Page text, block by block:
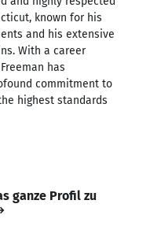
known for his
and his extensive
With a career
has
commitment to
highest standards
ganze Profil zu